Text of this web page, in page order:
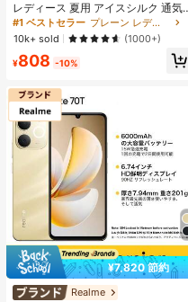
レディース 夏用 アイスシルク 通気
性 ランニングパンツ、速乾 軽量 ス
ポーツパンツ ジッパーポケット & ウ
エストバンド付き フィットネス & ジ
ョギング用 ブラック、アスレジャー
#1 ベストセラー
プレーン レディースパンツ
10k+ sold
(1000+)
¥808 -10%
¥7,820 節約
Realme